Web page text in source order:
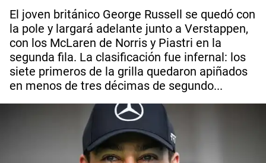
El joven británico George Russell se quedó con
la pole y largará adelante junto a Verstappen,
con los McLaren de Norris y Piastri en la
segunda fila. La clasificación fue infernal: los
siete primeros de la grilla quedaron apiñados
en menos de tres décimas de segundo...